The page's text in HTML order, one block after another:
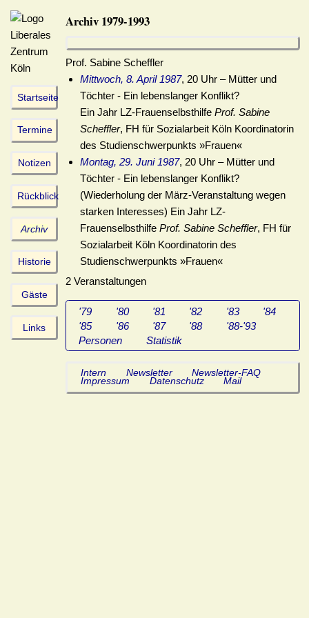
Startseite
Termine
Notizen
Rückblick
Archiv
Historie
Gäste
Links
Archiv 1979-1993
Prof. Sabine Scheffler
Mittwoch, 8. April 1987, 20 Uhr – Mütter und
Töchter - Ein lebenslanger Konflikt?
Ein Jahr LZ-FrauenselbsthilfeProf. Sabine
Scheffler, FH für Sozialarbeit Köln Koordinatorin
des Studienschwerpunkts »Frauen«
Montag, 29. Juni 1987, 20 Uhr – Mütter und
Töchter - Ein lebenslanger Konflikt?
(Wiederholung der März-Veranstaltung wegen
starken Interesses) Ein Jahr LZ-
FrauenselbsthilfeProf. Sabine Scheffler, FH für
Sozialarbeit Köln Koordinatorin des
Studienschwerpunkts »Frauen«
2 Veranstaltungen
'79 '80 '81 '82 '83
'84
'85
'86 '87 '88
'88-'93
Personen
Statistik
Intern Newsletter
Newsletter-FAQ
Impressum
Datenschutz Mail